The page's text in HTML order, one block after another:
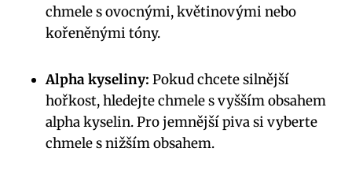
chmele s ovocnými, květinovými nebo
kořeněnými tóny.
Alpha kyseliny: Pokud chcete silnější
hořkost, hledejte chmele s vyšším obsahem
alpha kyselin. Pro jemnější piva si vyberte
chmele s nižším obsahem.